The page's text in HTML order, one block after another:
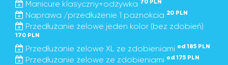
Manicure klasyczny+odżywka 70 PLN
Naprawa /przedłużenie 1 paznokcia 20 PLN
Przedłużanie żelowe jeden kolor (bez zdobień)
170 PLN
Przedłużanie żelowe XL ze zdobieniami od 185 PLN
Przedłużanie żelowe ze zdobieniami od 175 PLN